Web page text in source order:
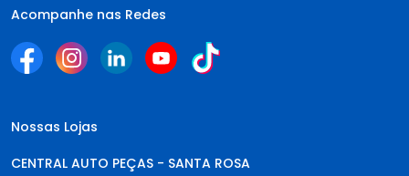
Acompanhe nas Redes
Nossas Lojas
CENTRAL AUTO PEÇAS - SANTA ROSA